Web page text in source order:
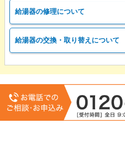
給湯器の修理について
給湯器の交換・取り替えについて